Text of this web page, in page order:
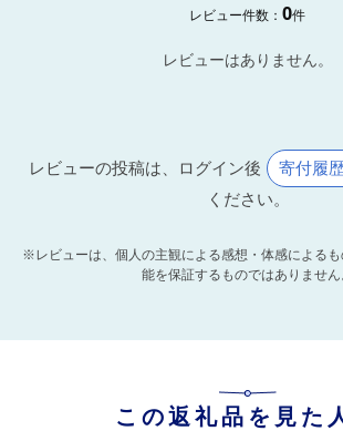
レビュー件数：0件
レビューはありません。
レビューの投稿は、ログイン後 寄付履
ください。
※レビューは、個人の主観による感想・体感による
能を保証するものではありません
この返礼品を見た